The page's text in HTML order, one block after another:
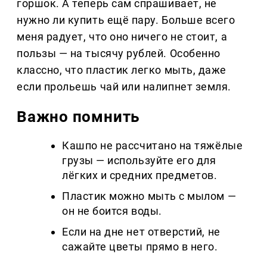
горшок. А теперь сам спрашивает, не
нужно ли купить ещё пару. Больше всего
меня радует, что оно ничего не стоит, а
пользы — на тысячу рублей. Особенно
классно, что пластик легко мыть, даже
если прольешь чай или налипнет земля.
Важно помнить
Кашпо не рассчитано на тяжёлые
грузы — используйте его для
лёгких и средних предметов.
Пластик можно мыть с мылом —
он не боится воды.
Если на дне нет отверстий, не
сажайте цветы прямо в него.